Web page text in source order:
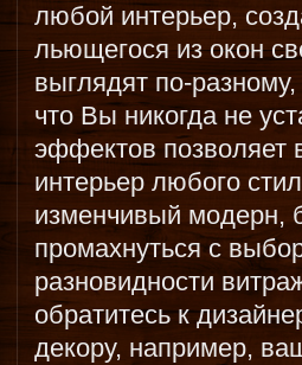
любой интерьер,
льющегося из окон
выглядят по-
что Вы никогда не
эффектов позволяет
интерьер любого
изменчивый модерн,
промахнуться с
разновидности
обратитесь к
декору, например,